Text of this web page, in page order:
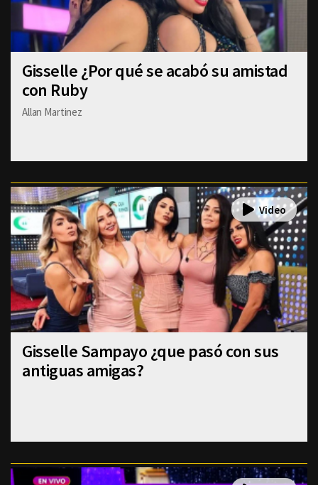
Gisselle ¿Por qué se acabó su amistad
con Ruby
Allan Martinez
Gisselle Sampayo ¿que pasó con sus
antiguas amigas?